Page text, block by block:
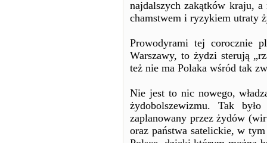
najdalszych zakątków kraju,
chamstwem i ryzykiem utraty
Prowodyrami tej corocznie
Warszawy, to żydzi sterują
też nie ma Polaka wśród tak
Nie jest to nic nowego,
żydobolszewizmu. Tak
zaplanowany przez żydów
oraz państwa satelickie, w